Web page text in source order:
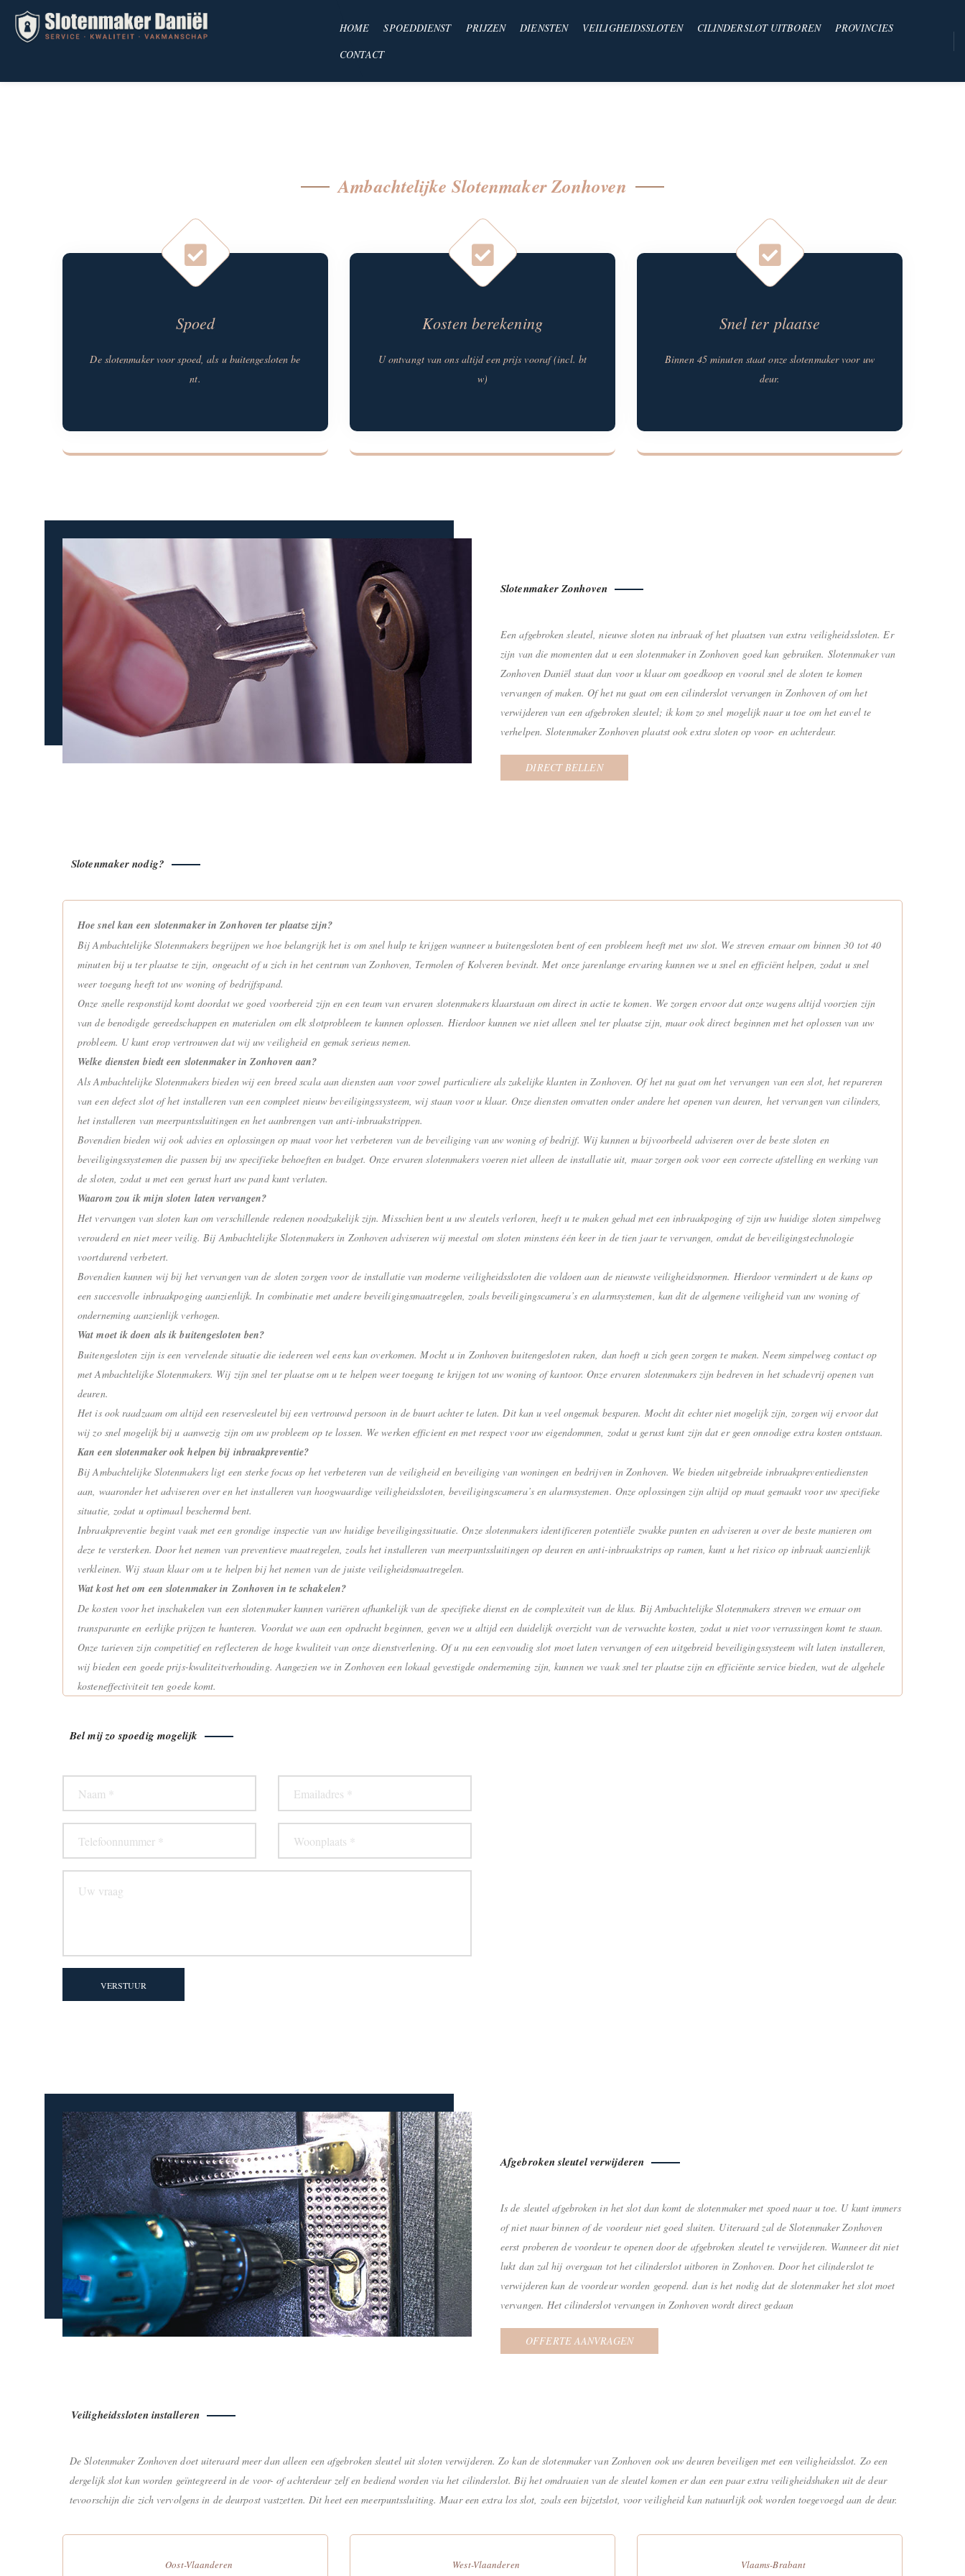
HOME SPOEDDIENST PRIJZEN DIENSTEN VEILIGHEIDSSLOTEN CILINDERSLOT UITBOREN
PROVINCIES
CONTACT
Ambachtelijke Slotenmaker Zonhoven
Spoed
De slotenmaker voor spoed, als u buitengesloten be
nt.
Kosten berekening
U ontvangt van ons altijd een prijs vooraf (incl. bt
w)
Snel ter plaatse
Binnen 45 minuten staat onze slotenmaker voor uw
deur.
Slotenmaker Zonhoven
Een afgebroken sleutel, nieuwe sloten na inbraak of het plaatsen van extra veiligheidssloten. Er
zijn van die momenten dat u een slotenmaker in Zonhoven goed kan gebruiken. Slotenmaker van
Zonhoven Daniël staat dan voor u klaar om goedkoop en vooral snel de sloten te komen
vervangen of maken. Of het nu gaat om een cilinderslot vervangen in Zonhoven of om het
verwijderen van een afgebroken sleutel; ik kom zo snel mogelijk naar u toe om het euvel te
verhelpen. Slotenmaker Zonhoven plaatst ook extra sloten op voor- en achterdeur.
DIRECT BELLEN
Slotenmaker nodig?
Hoe snel kan een slotenmaker in Zonhoven ter plaatse zijn?
Bij Ambachtelijke Slotenmakers begrijpen we hoe belangrijk het is om snel hulp te krijgen wanneer u buitengesloten bent of een probleem heeft met uw slot. We streven ernaar om binnen 30 tot 40
minuten bij u ter plaatse te zijn, ongeacht of u zich in het centrum van Zonhoven, Termolen of Kolveren bevindt. Met onze jarenlange ervaring kunnen we u snel en efficiënt helpen, zodat u snel
weer toegang heeft tot uw woning of bedrijfspand.
Onze snelle responstijd komt doordat we goed voorbereid zijn en een team van ervaren slotenmakers klaarstaan om direct in actie te komen. We zorgen ervoor dat onze wagens altijd voorzien zijn
van de benodigde gereedschappen en materialen om elk slotprobleem te kunnen oplossen. Hierdoor kunnen we niet alleen snel ter plaatse zijn, maar ook direct beginnen met het oplossen van uw
probleem. U kunt erop vertrouwen dat wij uw veiligheid en gemak serieus nemen.
Welke diensten biedt een slotenmaker in Zonhoven aan?
Als Ambachtelijke Slotenmakers bieden wij een breed scala aan diensten aan voor zowel particuliere als zakelijke klanten in Zonhoven. Of het nu gaat om het vervangen van een slot, het repareren
van een defect slot of het installeren van een compleet nieuw beveiligingssysteem, wij staan voor u klaar. Onze diensten omvatten onder andere het openen van deuren, het vervangen van cilinders,
het installeren van meerpuntssluitingen en het aanbrengen van anti-inbraakstrippen.
Bovendien bieden wij ook advies en oplossingen op maat voor het verbeteren van de beveiliging van uw woning of bedrijf. Wij kunnen u bijvoorbeeld adviseren over de beste sloten en
beveiligingssystemen die passen bij uw specifieke behoeften en budget. Onze ervaren slotenmakers voeren niet alleen de installatie uit, maar zorgen ook voor een correcte afstelling en werking van
de sloten, zodat u met een gerust hart uw pand kunt verlaten.
Waarom zou ik mijn sloten laten vervangen?
Het vervangen van sloten kan om verschillende redenen noodzakelijk zijn. Misschien bent u uw sleutels verloren, heeft u te maken gehad met een inbraakpoging of zijn uw huidige sloten simpelweg
verouderd en niet meer veilig. Bij Ambachtelijke Slotenmakers in Zonhoven adviseren wij meestal om sloten minstens één keer in de tien jaar te vervangen, omdat de beveiligingstechnologie
voortdurend verbetert.
Bovendien kunnen wij bij het vervangen van de sloten zorgen voor de installatie van moderne veiligheidssloten die voldoen aan de nieuwste veiligheidsnormen. Hierdoor vermindert u de kans op
een succesvolle inbraakpoging aanzienlijk. In combinatie met andere beveiligingsmaatregelen, zoals beveiligingscamera’s en alarmsystemen, kan dit de algemene veiligheid van uw woning of
onderneming aanzienlijk verhogen.
Wat moet ik doen als ik buitengesloten ben?
Buitengesloten zijn is een vervelende situatie die iedereen wel eens kan overkomen. Mocht u in Zonhoven buitengesloten raken, dan hoeft u zich geen zorgen te maken. Neem simpelweg contact op
met Ambachtelijke Slotenmakers. Wij zijn snel ter plaatse om u te helpen weer toegang te krijgen tot uw woning of kantoor. Onze ervaren slotenmakers zijn bedreven in het schadevrij openen van
deuren.
Het is ook raadzaam om altijd een reservesleutel bij een vertrouwd persoon in de buurt achter te laten. Dit kan u veel ongemak besparen. Mocht dit echter niet mogelijk zijn, zorgen wij ervoor dat
wij zo snel mogelijk bij u aanwezig zijn om uw probleem op te lossen. We werken efficient en met respect voor uw eigendommen, zodat u gerust kunt zijn dat er geen onnodige extra kosten ontstaan.
Kan een slotenmaker ook helpen bij inbraakpreventie?
Bij Ambachtelijke Slotenmakers ligt een sterke focus op het verbeteren van de veiligheid en beveiliging van woningen en bedrijven in Zonhoven. We bieden uitgebreide inbraakpreventiediensten
aan, waaronder het adviseren over en het installeren van hoogwaardige veiligheidssloten, beveiligingscamera’s en alarmsystemen. Onze oplossingen zijn altijd op maat gemaakt voor uw specifieke
situatie, zodat u optimaal beschermd bent.
Inbraakpreventie begint vaak met een grondige inspectie van uw huidige beveiligingssituatie. Onze slotenmakers identificeren potentiële zwakke punten en adviseren u over de beste manieren om
deze te versterken. Door het nemen van preventieve maatregelen, zoals het installeren van meerpuntssluitingen op deuren en anti-inbraakstrips op ramen, kunt u het risico op inbraak aanzienlijk
verkleinen. Wij staan klaar om u te helpen bij het nemen van de juiste veiligheidsmaatregelen.
Wat kost het om een slotenmaker in Zonhoven in te schakelen?
De kosten voor het inschakelen van een slotenmaker kunnen variëren afhankelijk van de specifieke dienst en de complexiteit van de klus. Bij Ambachtelijke Slotenmakers streven we ernaar om
transparante en eerlijke prijzen te hanteren. Voordat we aan een opdracht beginnen, geven we u altijd een duidelijk overzicht van de verwachte kosten, zodat u niet voor verrassingen komt te staan.
Onze tarieven zijn competitief en reflecteren de hoge kwaliteit van onze dienstverlening. Of u nu een eenvoudig slot moet laten vervangen of een uitgebreid beveiligingssysteem wilt laten installeren,
wij bieden een goede prijs-kwaliteitverhouding. Aangezien we in Zonhoven een lokaal gevestigde onderneming zijn, kunnen we vaak snel ter plaatse zijn en efficiënte service bieden, wat de algehele
kosteneffectiviteit ten goede komt.
Bel mij zo spoedig mogelijk
VERSTUUR
Afgebroken sleutel verwijderen
Is de sleutel afgebroken in het slot dan komt de slotenmaker met spoed naar u toe. U kunt immers
of niet naar binnen of de voordeur niet goed sluiten. Uiteraard zal de Slotenmaker Zonhoven
eerst proberen de voordeur te openen door de afgebroken sleutel te verwijderen. Wanneer dit niet
lukt dan zal hij overgaan tot het cilinderslot uitboren in Zonhoven. Door het cilinderslot te
verwijderen kan de voordeur worden geopend. dan is het nodig dat de slotenmaker het slot moet
vervangen. Het cilinderslot vervangen in Zonhoven wordt direct gedaan
OFFERTE AANVRAGEN
Veiligheidssloten installeren
De Slotenmaker Zonhoven doet uiteraard meer dan alleen een afgebroken sleutel uit sloten verwijderen. Zo kan de slotenmaker van Zonhoven ook uw deuren beveiligen met een veiligheidsslot. Zo een
dergelijk slot kan worden geïntegreerd in de voor- of achterdeur zelf en bediend worden via het cilinderslot. Bij het omdraaien van de sleutel komen er dan een paar extra veiligheidshaken uit de deur
tevoorschijn die zich vervolgens in de deurpost vastzetten. Dit heet een meerpuntssluiting. Maar een extra los slot, zoals een bijzetslot, voor veiligheid kan natuurlijk ook worden toegevoegd aan de deur.
Oost-Vlaanderen West-Vlaanderen Vlaams-Brabant